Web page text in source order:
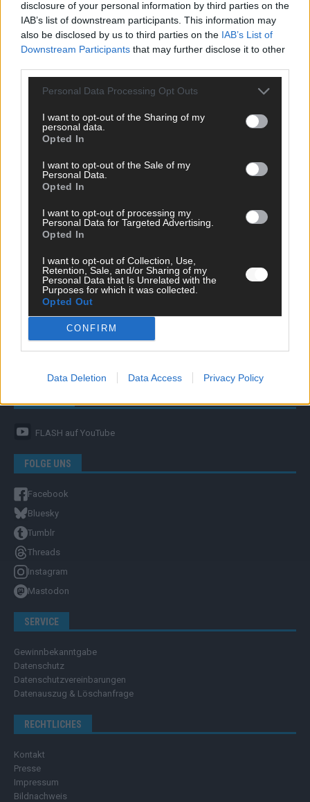
disclosure of your personal information by third parties on the
IAB’s list of downstream participants. This information may
also be disclosed by us to third parties on the IAB’s List of
Downstream Participants that may further disclose it to other
Personal Data Processing Opt Outs
I want to opt-out of the Sharing of my
personal data.
Opted In
I want to opt-out of the Sale of my
Personal Data.
Opted In
I want to opt-out of processing my
Personal Data for Targeted Advertising.
Opted In
I want to opt-out of Collection, Use,
Retention, Sale, and/or Sharing of my
Personal Data that Is Unrelated with the
Purposes for which it was collected.
Opted Out
CONFIRM
Data Deletion Data Access Privacy Policy
SCHNELL ZUM RESSORT
Nachrichten
Wirtschaft
Ratgeber
Kommentar
Eurovision
FLASH – DAS VIDEOPORTAL
ÜBER UNS
Unternehmensporträt
Ehtikrichtlinie & Faktencheck
FLASH auf YouTube
FOLGE UNS
Facebook
Bluesky
Tumblr
Threads
Instagram
Mastodon
SERVICE
Gewinnbekanntgabe
Datenschutz
Datenschutzvereinbarungen
Datenauszug & Löschanfrage
RECHTLICHES
Kontakt
Presse
Impressum
Bildnachweis